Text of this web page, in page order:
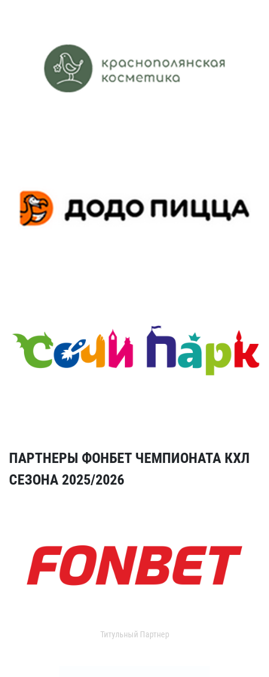
ПАРТНЕРЫ ФОНБЕТ ЧЕМПИОНАТА КХЛ
СЕЗОНА 2025/2026
Титульный Партнер